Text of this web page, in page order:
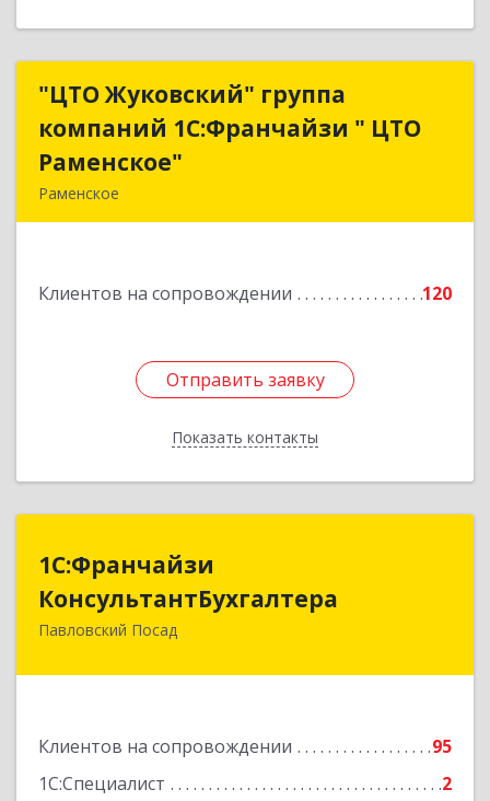
"ЦТО Жуковский" группа
компаний 1С:Франчайзи " ЦТО
Раменское"
Раменское
Клиентов на сопровождении 120
Отправить заявку
Показать контакты
"ЦТО Жуковский" группа
компаний 1С:Франчайзи " ЦТО
Подробнее
Отправить заявку
Назад
1С:Франчайзи
КонсультантБухгалтера
Павловский Посад
Клиентов на сопровождении
95
1С:Специалист
2
КонсультантБухгалтера
142500, Московская обл, Павловский Посад г,